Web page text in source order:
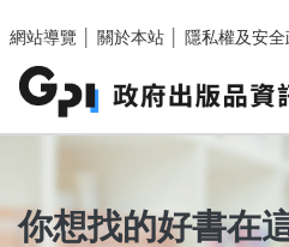
網站導覽
關於本站 隱私權及安
你想找的好書在